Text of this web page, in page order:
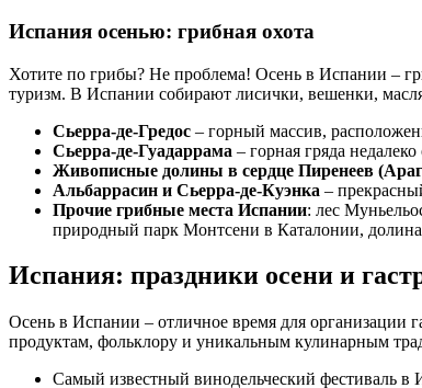
Испания осенью: грибная охота
Хотите по грибы? Не проблема! Осень в Испании –
туризм. В Испании собирают лисички, вешенки,
Сьерра-де-Гредос – горный массив,
Сьерра-де-Гуадаррама – горная гряда
Живописные долины в сердце Пиренеев
Альбаррасин и Сьерра-де-Куэнка –
Прочие грибные места Испании: лес
природный парк Монтсени в Каталонии,
Испания: праздники осени и
Осень в Испании – отличное время для
продуктам, фольклору и уникальным кулинарным
Самый известный винодельческий фестиваль в